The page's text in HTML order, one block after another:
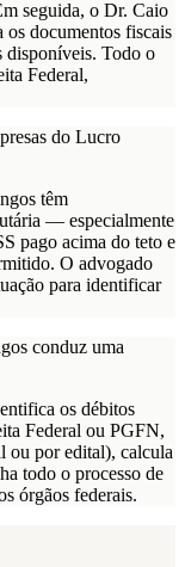
seguida, o Dr. Caio
os documentos fiscais
disponíveis. Todo o
Federal,
do Lucro
têm
— especialmente
pago acima do teto e
O advogado
para identificar
conduz uma
os débitos
Federal ou PGFN,
ou por edital), calcula
todo o processo de
órgãos federais.